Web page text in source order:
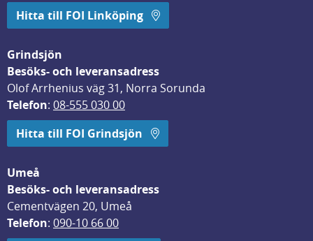
Hitta till FOI Linköping
Grindsjön
Besöks- och leveransadress
Olof Arrhenius väg 31, Norra Sorunda
Telefon: 08-555 030 00
Hitta till FOI Grindsjön
Umeå
Besöks- och leveransadress
Cementvägen 20, Umeå
Telefon: 090-10 66 00